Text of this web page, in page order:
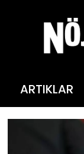
ARTIKLAR